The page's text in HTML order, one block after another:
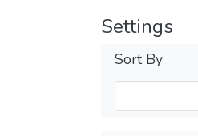
Settings
Sort By